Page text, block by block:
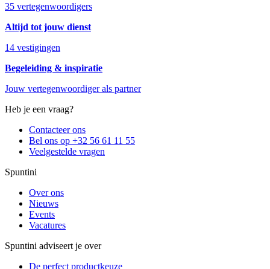
35 vertegenwoordigers
Altijd tot jouw dienst
14 vestigingen
Begeleiding & inspiratie
Jouw vertegenwoordiger als partner
Heb je een vraag?
Contacteer ons
Bel ons op +32 56 61 11 55
Veelgestelde vragen
Spuntini
Over ons
Nieuws
Events
Vacatures
Spuntini adviseert je over
De perfect productkeuze